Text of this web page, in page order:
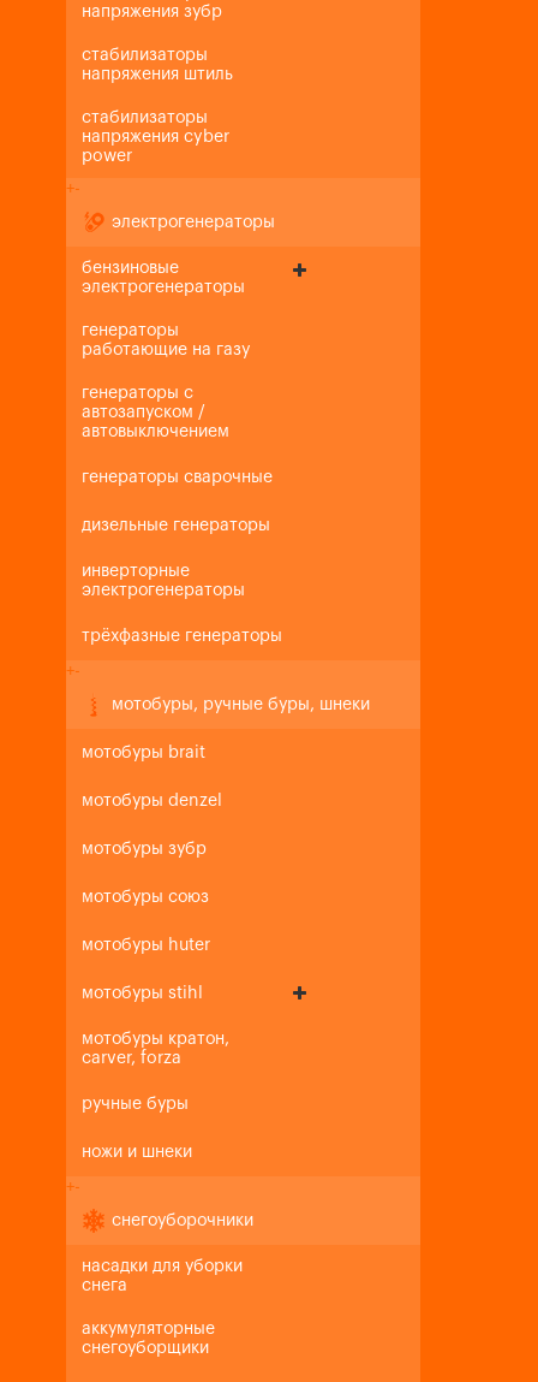
напряжения зубр
стабилизаторы
напряжения штиль
стабилизаторы
напряжения cyber
power
+-
электрогенераторы
бензиновые
электрогенераторы
генераторы
работающие на газу
генераторы с
автозапуском /
автовыключением
генераторы сварочные
дизельные генераторы
инверторные
электрогенераторы
трёхфазные генераторы
+-
мотобуры, ручные буры, шнеки
мотобуры brait
мотобуры denzel
мотобуры зубр
мотобуры союз
мотобуры huter
мотобуры stihl
мотобуры кратон,
carver, forza
ручные буры
ножи и шнеки
+-
снегоуборочники
насадки для уборки
снега
аккумуляторные
снегоуборщики